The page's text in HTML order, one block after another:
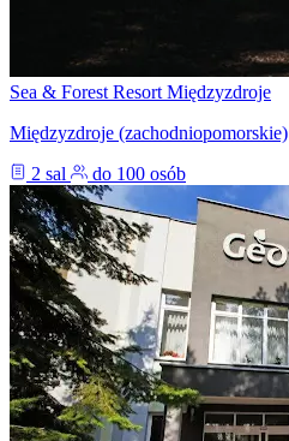
Sea & Forest Resort Międzyzdroje
Międzyzdroje (zachodniopomorskie)
2 sal
do 100 osób